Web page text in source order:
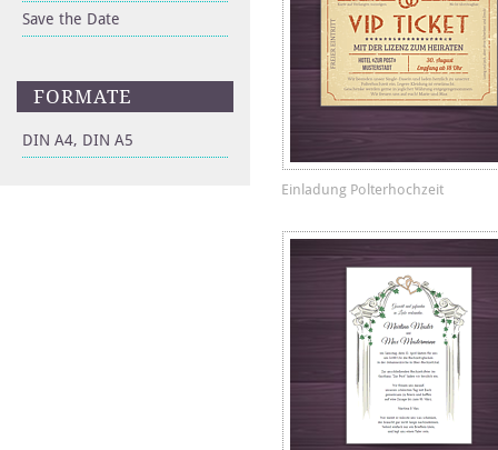
Save the Date
FORMATE
DIN A4, DIN A5
Einladung Polterhochzeit